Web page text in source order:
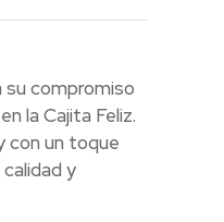
compromiso
la Cajita Feliz.
con un toque
y